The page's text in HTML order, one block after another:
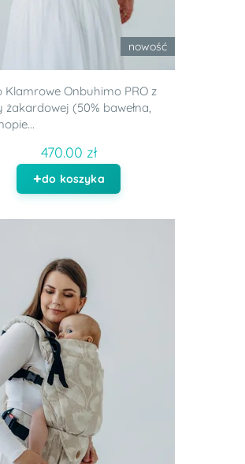
nowość
Klamrowe Onbuhimo PRO z
żakardowej (50% bawełna,
470.00 zł
do koszyka